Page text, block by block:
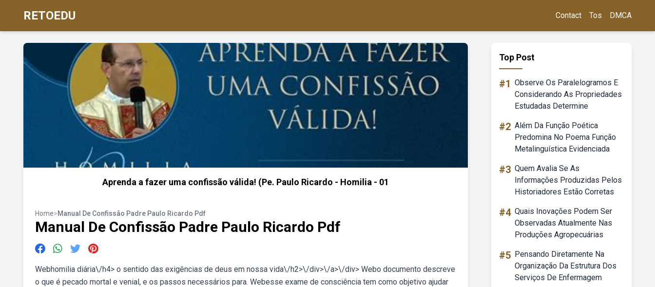
RETOEDU Contact Tos DMCA
Aprenda a fazer uma confissão válida! (Pe. Paulo Ricardo - Homilia - 01
Home>Manual De Confissão Padre Paulo Ricardo Pdf
Manual De Confissão Padre Paulo Ricardo Pdf
Webhomilia diária\/h4> o sentido das exigências de deus em nossa vida\/h2>\/div>\/a>\/div> Webo documento descreve
o que é pecado mortal e venial, e os passos necessários para. Webesse exame de consciência tem como objetivo ajudar
Top Post
#1 Observe Os Paralelogramos E
Considerando As Propriedades
Estudadas Determine
#2 Além Da Função Poética
Predomina No Poema Função
Metalinguística Evidenciada
#3 Quem Avalia Se As
Informações Produzidas Pelos
Historiadores Estão Corretas
#4 Quais Inovações Podem Ser
Observadas Atualmente Nas
Produções Agropecuárias
#5 Pensando Diretamente Na
Organização Da Estrutura Dos
Serviços De Enfermagem